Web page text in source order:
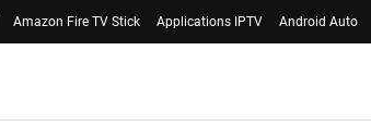
Amazon Fire TV Stick Applications IPTV Android Auto